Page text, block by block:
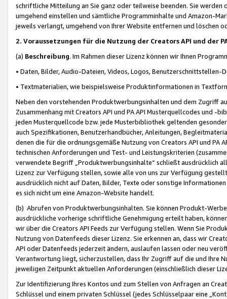
schriftliche Mitteilung an Sie ganz oder teilweise beenden. Sie werden
umgehend einstellen und sämtliche Programminhalte und Amazon-
jeweils verlangt, umgehend von Ihrer Website entfernen und löschen
2. Voraussetzungen für die Nutzung der Creators API und der
(a) Beschreibung. Im Rahmen dieser Lizenz können wir Ihnen
• Daten, Bilder, Audio-Dateien, Videos, Logos, Benutzerschnittstellen-
• Textmaterialien, wie beispielsweise Produktinformationen in
Neben den vorstehenden Produktwerbungsinhalten und dem Zugriff
Zusammenhang mit Creators API und PA API Musterquellcodes und
jeden Musterquellcode bzw. jede Musterbibliothek geltenden
auch Spezifikationen, Benutzerhandbücher, Anleitungen,
denen die für die ordnungsgemäße Nutzung von Creators API und PA
technischen Anforderungen und Test- und Leistungskriterien
verwendete Begriff „Produktwerbungsinhalte“ schließt ausdrücklich
Lizenz zur Verfügung stellen, sowie alle von uns zur Verfügung
ausdrücklich nicht auf Daten, Bilder, Texte oder sonstige
es sich nicht um eine Amazon-Website handelt.
(b) Abrufen von Produktwerbungsinhalten. Sie können Produkt-
ausdrückliche vorherige schriftliche Genehmigung erteilt haben,
wir über die Creators API Feeds zur Verfügung stellen. Wenn Sie
Nutzung von Datenfeeds dieser Lizenz. Sie erkennen an, dass wir
API oder Datenfeeds jederzeit ändern, auslaufen lassen oder neu
Verantwortung liegt, sicherzustellen, dass Ihr Zugriff auf die und Ihre
jeweiligen Zeitpunkt aktuellen Anforderungen (einschließlich dieser
Zur Identifizierung Ihres Kontos und zum Stellen von Anfragen an
Schlüssel und einem privaten Schlüssel (jedes Schlüsselpaar eine